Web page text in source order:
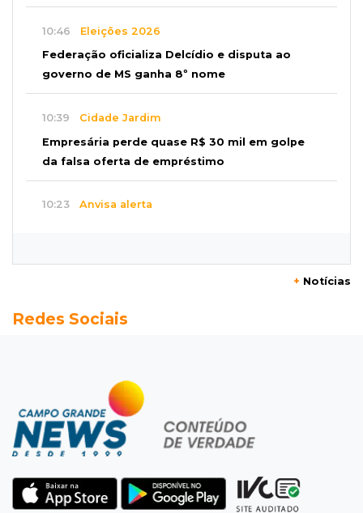
10:46 Eleições 2026
Federação oficializa Delcídio e disputa ao
governo de MS ganha 8º nome
10:39 Cidade Jardim
Empresária perde quase R$ 30 mil em golpe
da falsa oferta de empréstimo
10:23 Anvisa alerta
Superávit comercial de MS cresce 17,8% com
Arte com a escrita
Concurso de Poesias anuncia vencedores e
premiará os melhores no dia 20
Com canal travado e via inundada,
comunidade volta a ficar isolada no Pantanal
+ Notícias
Redes Sociais